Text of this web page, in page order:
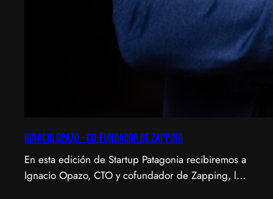
Ignacio Opazo – Co-Fundador de Zapping
En esta edición de Startup Patagonia recibiremos a
Ignacio Opazo, CTO y cofundador de Zapping, la